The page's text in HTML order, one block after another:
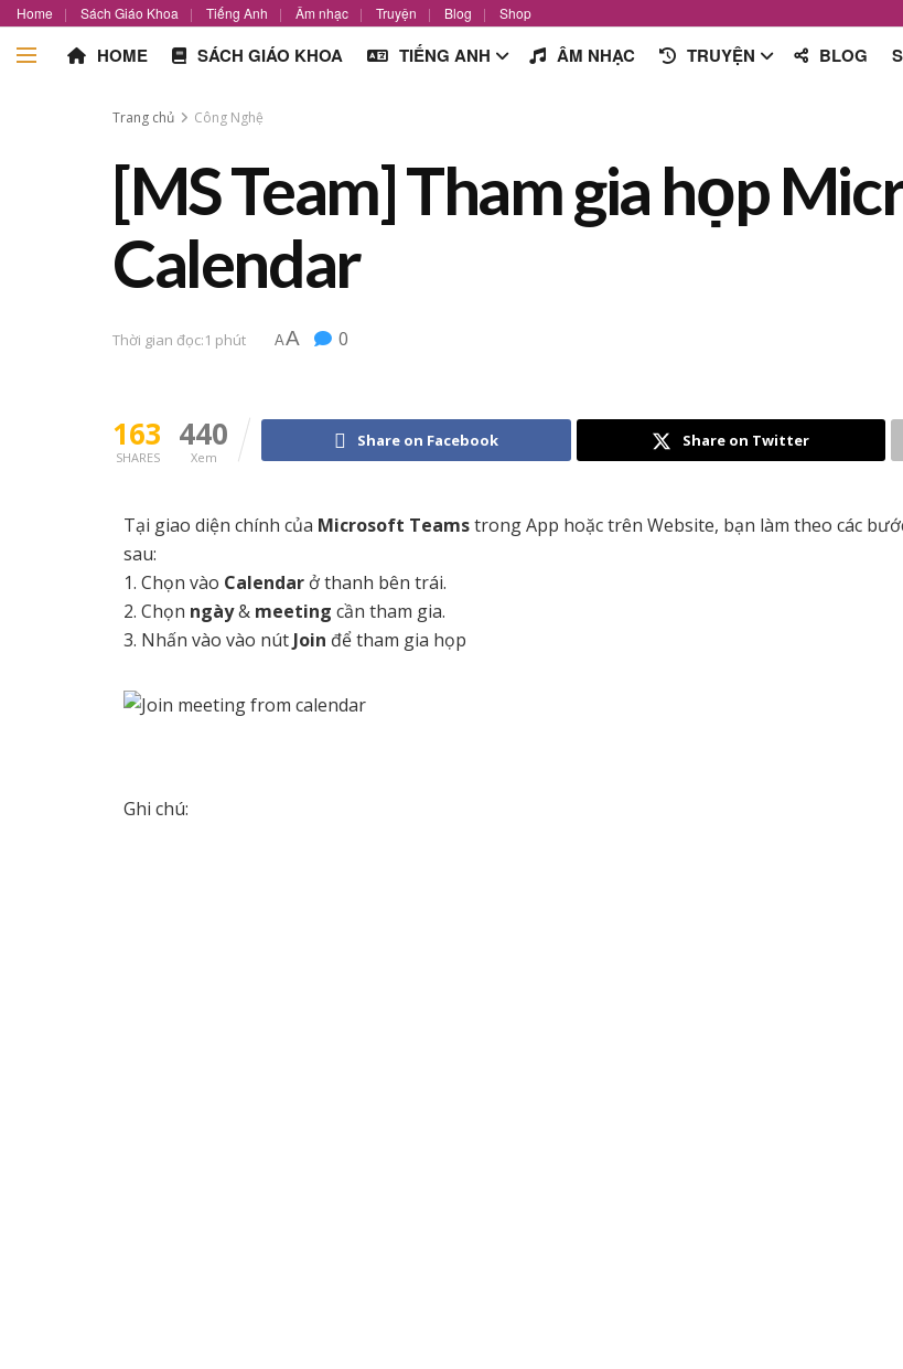
Home Sách Giáo Khoa Tiếng Anh Âm nhạc Truyện Blog Shop
HOME SÁCH GIÁO KHOA TIẾNG ANH ÂM NHẠC TRUYỆN BLOG
Trang chủ Công Nghệ
[MS Team] Tham gia họp
Calendar
Thời gian đọc:1 phút AA 0
163
SHARES
440
Xem
Share on Facebook Share on Twitter
Tại giao diện chính của Microsoft Teamstrong App hoặc trên Website, bạn làm theo các
sau:
1. Chọn vào Calendar ở thanh bên trái.
2. Chọn ngày& meeting cần tham gia.
3. Nhấn vào vào nút Join để tham gia họp
Ghi chú: